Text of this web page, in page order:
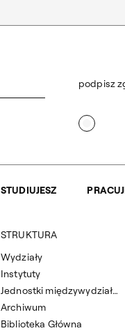
podpisz
STUDIUJESZ
STRUKTURA
Wydziały
Instytuty
Jednostki międzywydziałowe
Archiwum
Biblioteka Główna